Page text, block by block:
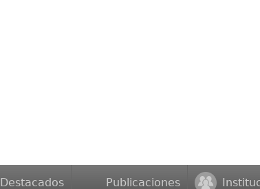
Destacados Publicaciones